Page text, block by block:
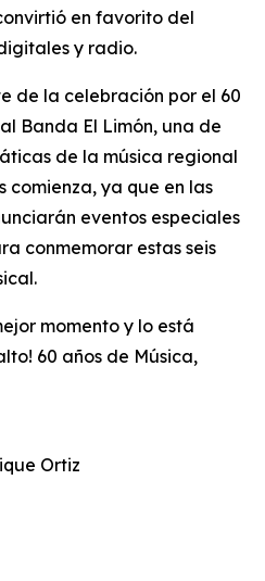
en favorito del
y radio.
de la celebración por el 60
Banda El Limón, una de
de la música regional
comienza, ya que en las
eventos especiales
conmemorar estas seis
momento y lo está
60 años de Música,
Ortiz